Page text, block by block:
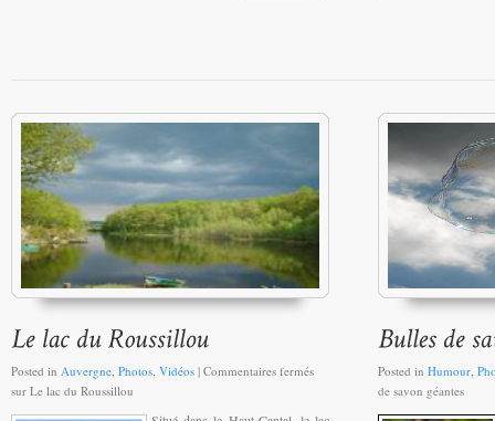
Posted in Auvergne, Photos, Vidéos | Commentaires fermés
sur Le lac du Roussillou
Posted in Humour,
de savon géantes